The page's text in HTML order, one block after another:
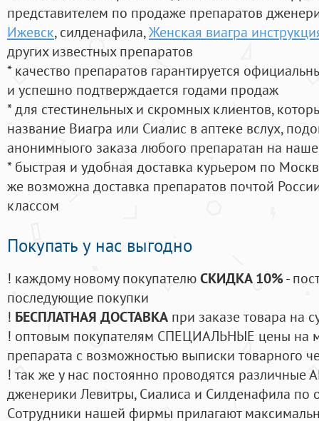
представителем по продаже препаратов
Ижевск, силденафила,Женская виагра
других известных препаратов
* качество препаратов гарантируется
и успешно подтверждается годами продаж
* для стестинельных и скромных клиентов,
название Виагра или Сиалис в аптеке вслух,
анонимныого заказа любого препаратан на
* быстрая и удобная доставка курьером по
же возможна доставка препаратов почтой
классом
Покупать у нас выгодно
! каждому новому покупателюСКИДКА 10%-
последующие покупки
! БЕСПЛАТНАЯ ДОСТАВКА при заказе товара на
! оптовым покупателям СПЕЦИАЛЬНЫЕ цены на
препарата с возможностью выписки товарного
! так же у нас постоянно проводятся
дженерики Левитры, Сиалиса и Силденафила по
Cотрудники нашей фирмы прилагают